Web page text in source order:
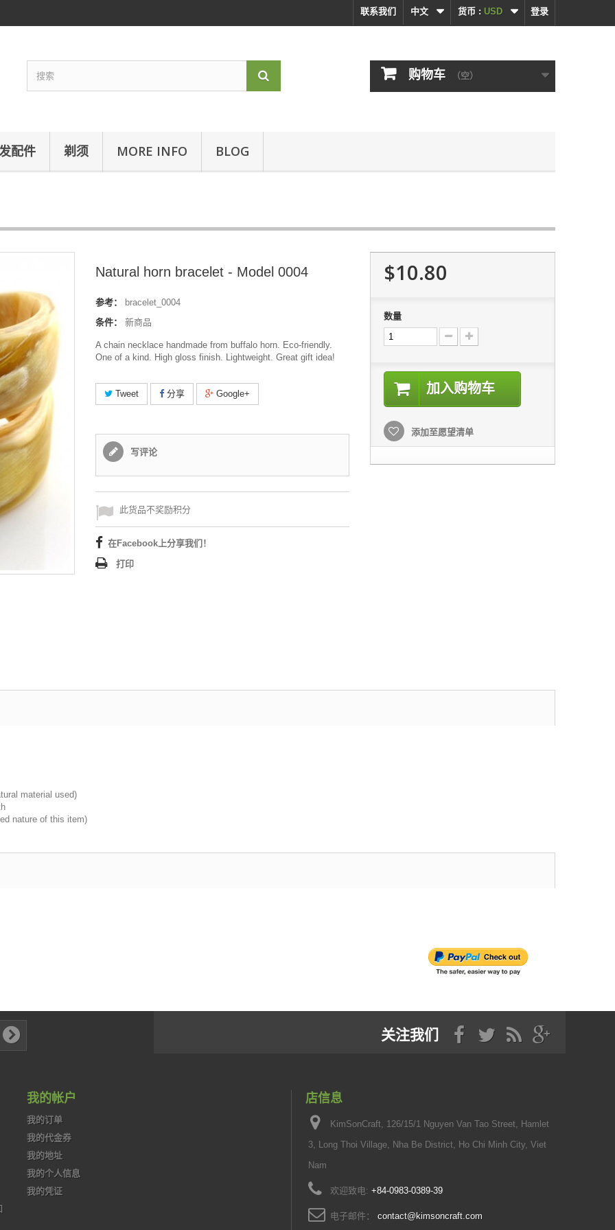
登录
货币 : USD
中文
联系我们
购物车 （空）
配件 剃须 MORE INFO BLOG
Natural horn bracelet - Model 0004
参考：
bracelet_0004
条件：
新商品
A chain necklace handmade from buffalo horn. Eco-friendly.
One of a kind. High gloss finish. Lightweight. Great gift idea!
Tweet 分享 Google+
写评论
此货品不奖励积分
在Facebook上分享我们！
打印
$10.80
数量
加入购物车
添加至愿望清单
material used)
nature of this item)
关注我们
我的帐户
我的订单
我的代金券
我的地址
我的个人信息
我的凭证
店信息
KimSonCraft, 126/15/1 Nguyen Van Tao Street, Hamlet
3, Long Thoi Village, Nha Be District, Ho Chi Minh City, Viet
Nam
欢迎致电: +84-0983-0389-39
电子邮件： contact@kimsoncraft.com